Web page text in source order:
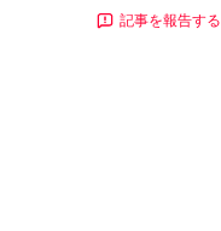
記事を報告する